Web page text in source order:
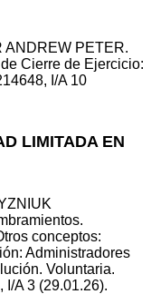
ANDREW PETER.
Cierre de Ejercicio:
I/A 10
LIMITADA EN
conceptos:
Administradores
Voluntaria.
I/A 3 (29.01.26).